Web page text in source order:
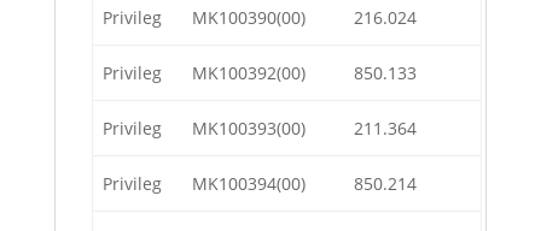
Privileg MK100390(00) 216.024
Privileg MK100392(00) 850.133
Privileg MK100393(00) 211.364
Privileg MK100394(00) 850.214